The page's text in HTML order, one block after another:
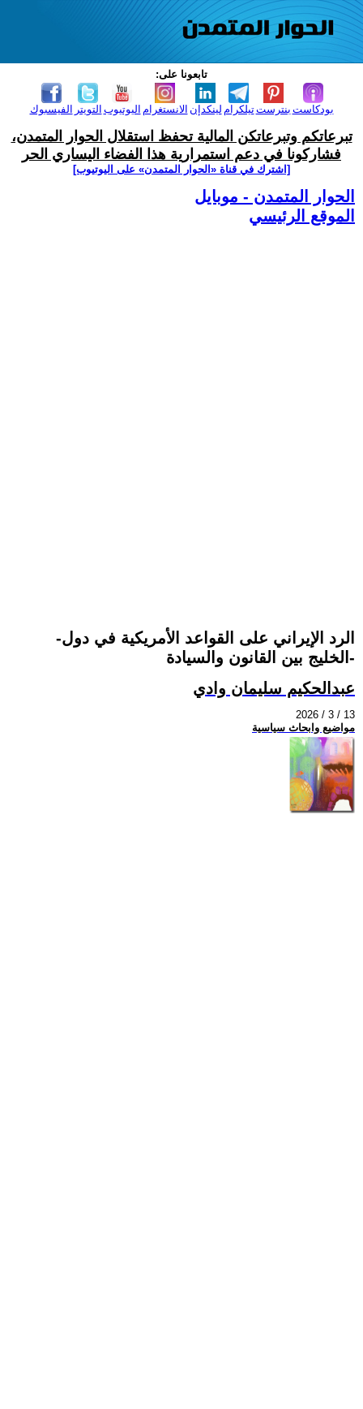
تابعونا على:
الفيسبوك التويتر اليوتيوب الانستغرام لينكدإن تيلكرامبنترست بودكاست
تبرعاتكم وتبرعاتكن المالية تحفظ استقلال الحوار المتمدن،
فشاركونا في دعم استمرارية هذا الفضاء اليساري الحر
[اشترك في قناة ‫«الحوار المتمدن» على اليوتيوب]
الحوار المتمدن - موبايل
الموقع الرئيسي
-الرد الإيراني على القواعد الأمريكية في دول
الخليج بين القانون والسيادة-
عبدالحكيم سليمان وادي
2026 / 3 / 13
مواضيع وابحاث سياسية